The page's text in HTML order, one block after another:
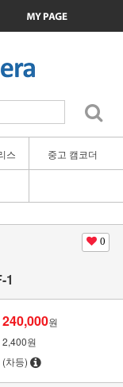
스 중고 캠코더
0
1
240,000원
2,400원
(차등)